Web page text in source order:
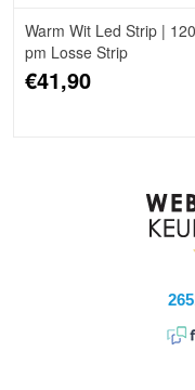
Warm Wit Led Strip |
pm Losse Strip
€41,90